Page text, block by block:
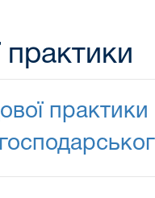
практики
практики